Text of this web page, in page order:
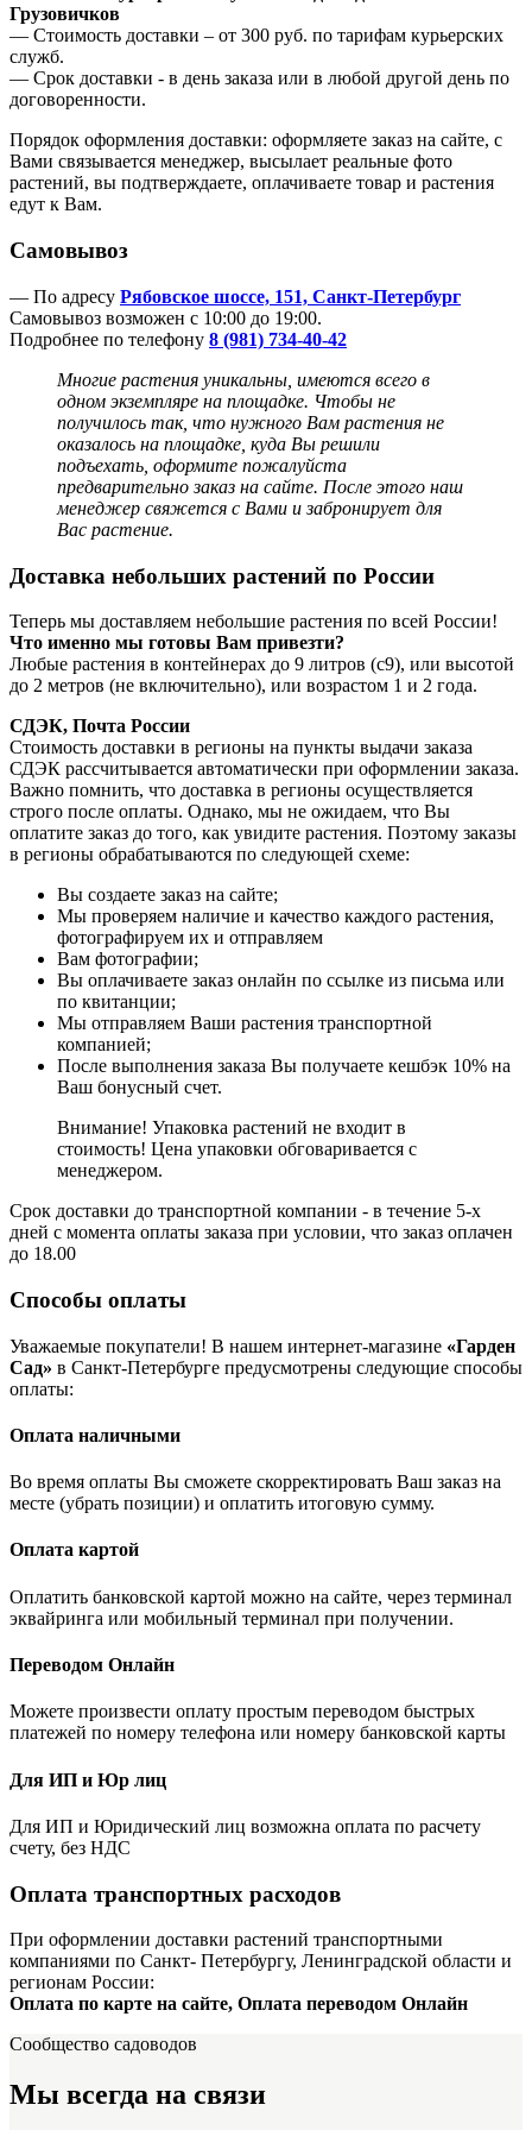
Грузовичков
— Стоимость доставки – от 300 руб. по тарифам курьерских
служб.
— Срок доставки - в день заказа или в любой другой день по
договоренности.
Порядок оформления доставки: оформляете заказ на сайте, с
Вами связывается менеджер, высылает реальные фото
растений, вы подтверждаете, оплачиваете товар и растения
едут к Вам.
Самовывоз
— По адресу Рябовское шоссе, 151, Санкт-Петербург
Самовывоз возможен с 10:00 до 19:00.
Подробнее по телефону 8 (981) 734-40-42
Многие растения уникальны, имеются всего в
одном экземпляре на площадке. Чтобы не
получилось так, что нужного Вам растения не
оказалось на площадке, куда Вы решили
подъехать, оформите пожалуйста
предварительно заказ на сайте. После этого наш
менеджер свяжется с Вами и забронирует для
Вас растение.
Доставка небольших растений по России
Теперь мы доставляем небольшие растения по всей России!
Что именно мы готовы Вам привезти?
Любые растения в контейнерах до 9 литров (с9), или высотой
до 2 метров (не включительно), или возрастом 1 и 2 года.
СДЭК, Почта России
Стоимость доставки в регионы на пункты выдачи заказа
СДЭК рассчитывается автоматически при оформлении заказа.
Важно помнить, что доставка в регионы осуществляется
строго после оплаты. Однако, мы не ожидаем, что Вы
оплатите заказ до того, как увидите растения. Поэтому заказы
в регионы обрабатываются по следующей схеме:
Вы создаете заказ на сайте;
Мы проверяем наличие и качество каждого растения,
фотографируем их и отправляем
Вам фотографии;
Вы оплачиваете заказ онлайн по ссылке из письма или
по квитанции;
Мы отправляем Ваши растения транспортной
компанией;
После выполнения заказа Вы получаете кешбэк 10% на
Ваш бонусный счет.
Внимание! Упаковка растений не входит в
стоимость! Цена упаковки обговаривается с
менеджером.
Срок доставки до транспортной компании - в течение 5-х
дней с момента оплаты заказа при условии, что заказ оплачен
до 18.00
Способы оплаты
Уважаемые покупатели! В нашем интернет-магазине «Гарден
Сад» в Санкт-Петербурге предусмотрены следующие способы
оплаты:
Оплата наличными
Во время оплаты Вы сможете скорректировать Ваш заказ на
месте (убрать позиции) и оплатить итоговую сумму.
Оплата картой
Оплатить банковской картой можно на сайте, через терминал
эквайринга или мобильный терминал при получении.
Переводом Онлайн
Можете произвести оплату простым переводом быстрых
платежей по номеру телефона или номеру банковской карты
Для ИП и Юр лиц
Для ИП и Юридический лиц возможна оплата по расчету
счету, без НДС
Оплата транспортных расходов
При оформлении доставки растений транспортными
компаниями по Санкт- Петербургу, Ленинградской области и
регионам России:
Оплата по карте на сайте, Оплата переводом Онлайн
Сообщество садоводов
Мы всегда на связи